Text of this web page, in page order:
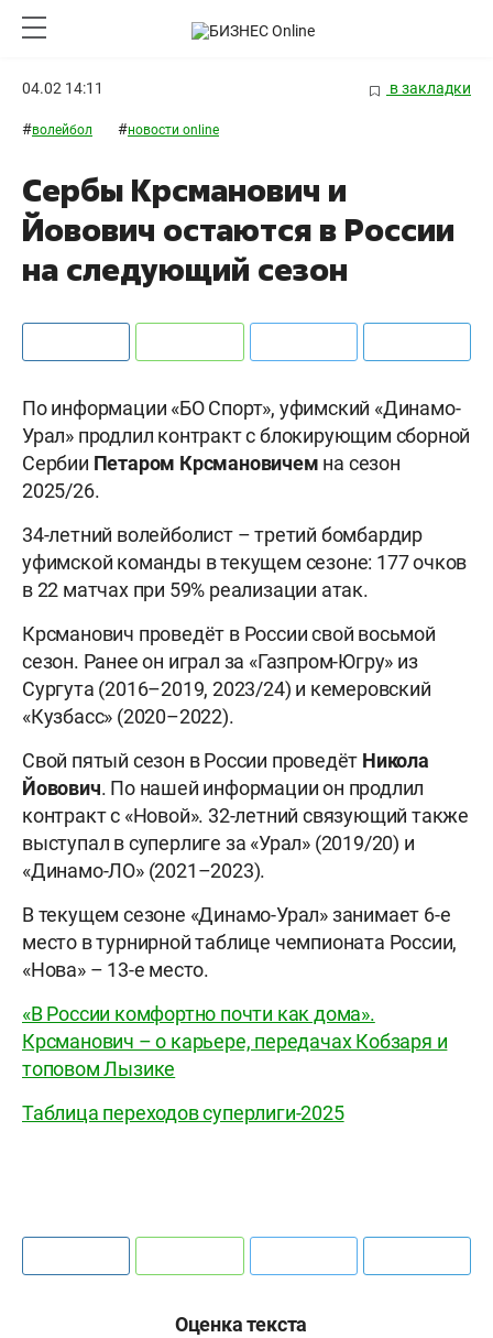
04.02 14:11 в закладки
#волейбол #новости online
Сербы Крсманович и
Йовович остаются в России
на следующий сезон
По информации «БО Спорт», уфимский «Динамо-
Урал» продлил контракт с блокирующим сборной
Сербии Петаром Крсмановичем на сезон
2025/26.
34-летний волейболист – третий бомбардир
уфимской команды в текущем сезоне: 177 очков
в 22 матчах при 59% реализации атак.
Крсманович проведёт в России свой восьмой
сезон. Ранее он играл за «Газпром-Югру» из
Сургута (2016–2019, 2023/24) и кемеровский
«Кузбасс» (2020–2022).
Свой пятый сезон в России проведёт Никола
Йовович. По нашей информации он продлил
контракт с «Новой». 32-летний связующий также
выступал в суперлиге за «Урал» (2019/20) и
«Динамо-ЛО» (2021–2023).
В текущем сезоне «Динамо-Урал» занимает 6-е
место в турнирной таблице чемпионата России,
«Нова» – 13-е место.
«В России комфортно почти как дома».
Крсманович – о карьере, передачах Кобзаря и
топовом Лызике
Таблица переходов суперлиги-2025
Оценка текста